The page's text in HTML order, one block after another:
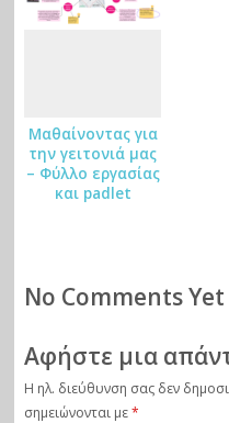
Μαθαίνοντας για
την γειτονιά μας
– Φύλλο εργασίας
και padlet
No Comments Yet
Αφήστε μια
Η ηλ. διεύθυνση σας δεν
σημειώνονται με*